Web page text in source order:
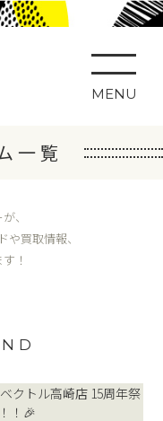
MENU
一覧
、
買取情報、
！